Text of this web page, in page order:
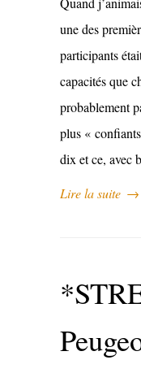
une des
participants
capacités que
probablement
plus «
dix et ce, avec
Lire la suite →